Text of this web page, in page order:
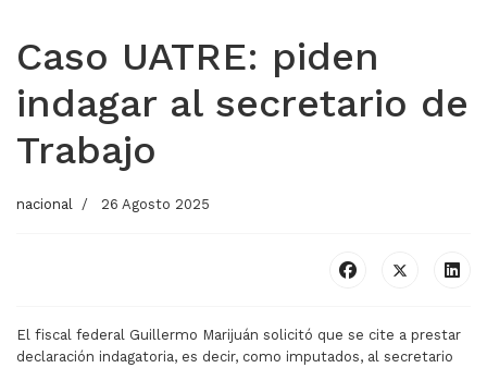
Caso UATRE: piden
indagar al secretario de
Trabajo
nacional 26 Agosto 2025
El fiscal federal Guillermo Marijuán solicitó que se cite a prestar
declaración indagatoria, es decir, como imputados, al secretario